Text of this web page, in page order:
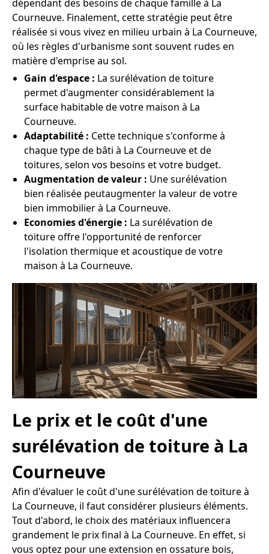
dépendant des besoins de chaque famille à La
Courneuve. Finalement, cette stratégie peut être
réalisée si vous vivez en milieu urbain à La Courneuve,
où les règles d'urbanisme sont souvent rudes en
matière d'emprise au sol.
Gain d'espace : La surélévation de toiture
permet d'augmenter considérablement la
surface habitable de votre maison à La
Courneuve.
Adaptabilité : Cette technique s'conforme à
chaque type de bâti à La Courneuve et de
toitures, selon vos besoins et votre budget.
Augmentation de valeur : Une surélévation
bien réalisée peutaugmenter la valeur de votre
bien immobilier à La Courneuve.
Economies d'énergie : La surélévation de
toiture offre l'opportunité de renforcer
l'isolation thermique et acoustique de votre
maison à La Courneuve.
Le prix et le coût d'une
surélévation de toiture à La
Courneuve
Afin d'évaluer le coût d'une surélévation de toiture à
La Courneuve, il faut considérer plusieurs éléments.
Tout d'abord, le choix des matériaux influencera
grandement le prix final à La Courneuve. En effet, si
vous optez pour une extension en ossature bois,